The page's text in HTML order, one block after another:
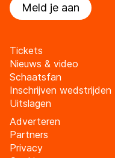
Meld je aan
Tickets
Nieuws & video
Schaatsfan
Inschrijven wedstrijden
Uitslagen
Adverteren
Partners
Privacy